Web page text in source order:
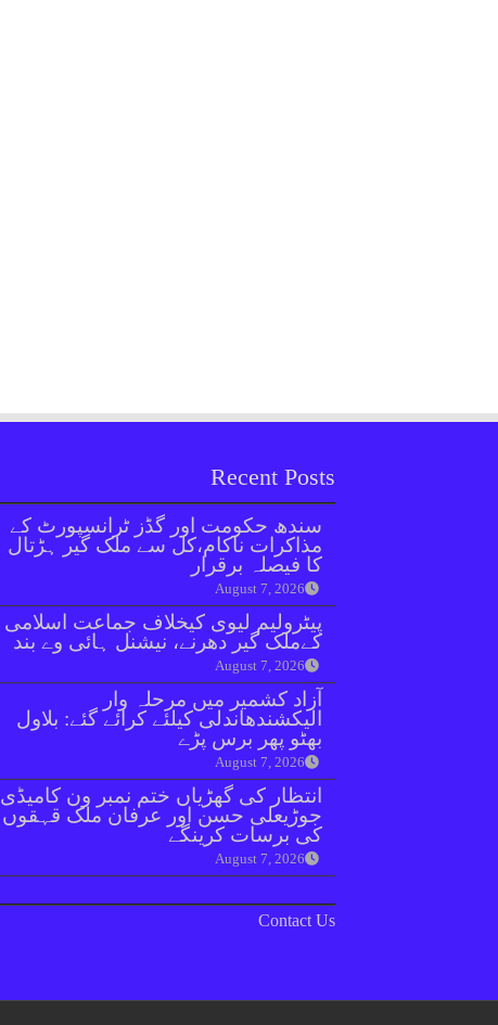
Recent Posts
سندھ حکومت اور گڈز ٹرانسپورٹ کے
مذاکرات ناکام،کل سے ملک گیر ہڑتال
کا فیصلہ برقرار
August 7, 2026
پیٹرولیم لیوی کیخلاف جماعت اسلامی
کےملک گیر دھرنے، نیشنل ہائی وے بند
August 7, 2026
آزاد کشمیر میں مرحلہ وار
الیکشندھاندلی کیلئے کرائے گئے: بلاول
بھٹو پھر برس پڑے
August 7, 2026
انتظار کی گھڑیاں ختم نمبر ون کامیڈی
جوڑیعلی حسن اور عرفان ملک قہقوں
کی برسات کرینگے
August 7, 2026
Contact Us